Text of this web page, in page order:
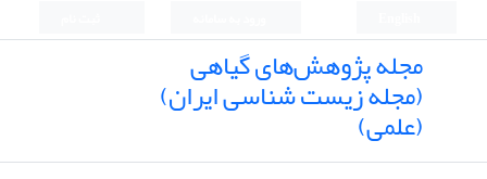
مجله پژوهش‌های گیاهی
(مجله زیست شناسی ایران)
(علمی)